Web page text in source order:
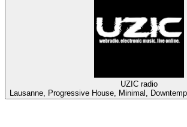
UZIC radio
Lausanne, Progressive House, Minimal,